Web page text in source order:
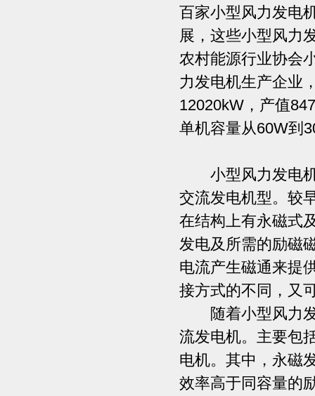
百家小型风力发电
展，这些小型风力
农村能源行业协会
力发电机生产企业
12020kW，产值
单机容量从60W到
小型风力发电机
交流发电机型。较
在结构上有永磁式
发电及所需的励磁
电流产生磁通来提
接方式的不同，
随着小型风力发
流发电机。主要包
电机。其中，永磁
效率高于同容量的